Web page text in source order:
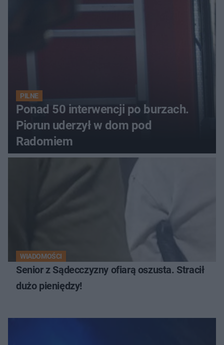
PILNE
Ponad 50 interwencji po burzach.
Piorun uderzył w dom pod
Radomiem
WIADOMOŚCI
Senior z Sądecczyzny ofiarą oszusta. Stracił
dużo pieniędzy!